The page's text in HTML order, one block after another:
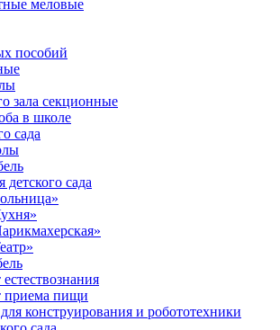
меловые
пособий
зала секционные
в школе
сада
детского сада
приема пищи
конструирования и робототехники